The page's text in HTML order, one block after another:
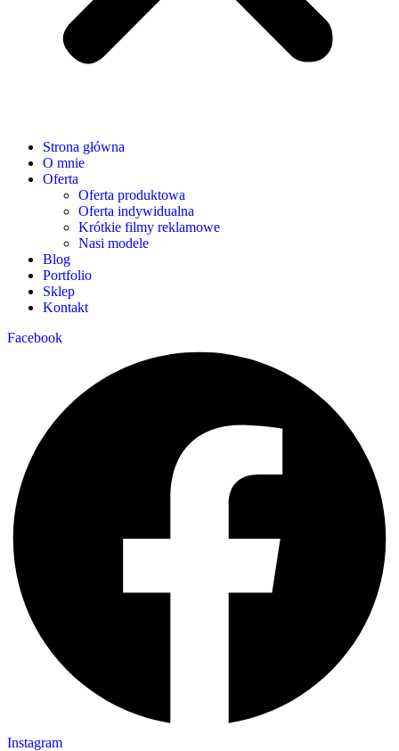
Strona główna
O mnie
Oferta
Oferta produktowa
Oferta indywidualna
Krótkie filmy reklamowe
Nasi modele
Blog
Portfolio
Sklep
Kontakt
Facebook
Instagram